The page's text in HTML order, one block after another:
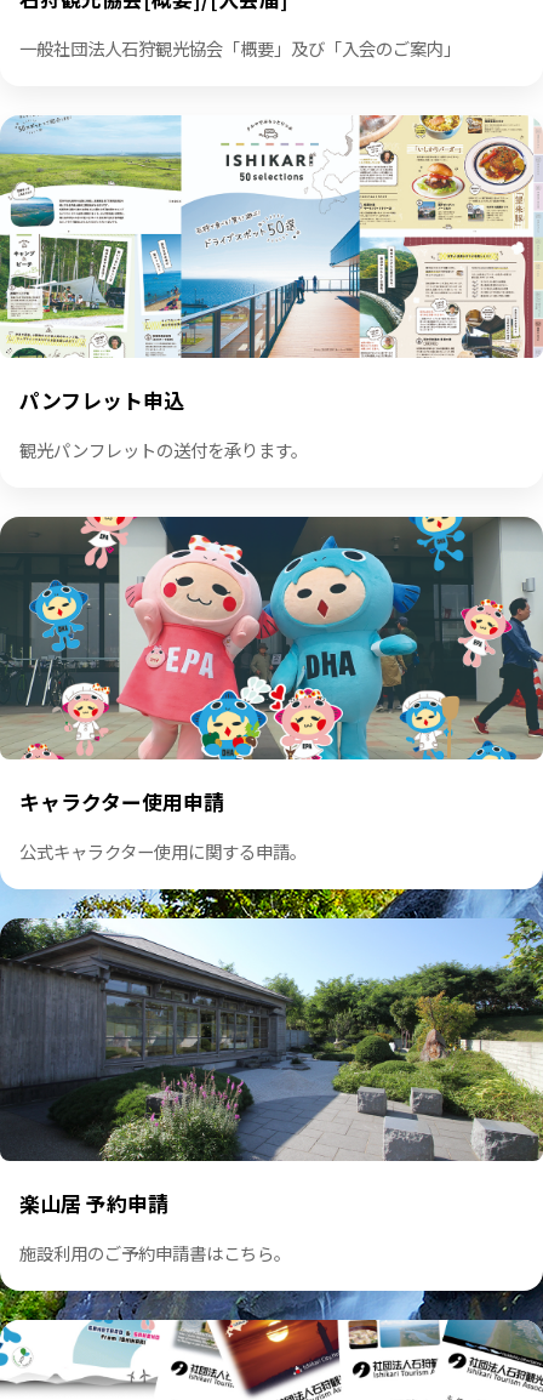
石狩観光協会[概要]/[入会届]
一般社団法人石狩観光協会「概要」及び「入会のご案内」
パンフレット申込
観光パンフレットの送付を承ります。
キャラクター使用申請
公式キャラクター使用に関する申請。